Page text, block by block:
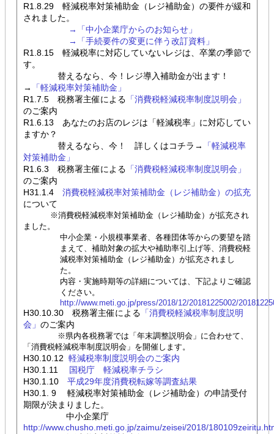
R1.8.29 軽減税率対策補助金（レジ補助金）の要件が緩和
されました。
→「中小企業庁からのお知らせ」
→「手続要件の変更に伴う改訂資料」
R1.8.15 軽減税率に対応していないレジは、卒業の季節で
す。
替えるなら、今！レジ導入補助金が出ます！
→
「軽減税率対策補助金」
R1.7.5 税務署主催による 「消費税軽減税率制度説明会」
のご案内
R1.6.13 あなたのお店のレジは「軽減税率」に対応してい
ますか？
替えるなら、今！ 詳しくはコチラ→
「軽減税率
対策補助金」
R1.6.3 税務署主催による 「消費税軽減税率制度説明会」
のご案内
H31.1.4 消費税軽減税率対策補助金（レジ補助金）の拡充
について
※消費税軽減税率対策補助金（レジ補助金）が拡充され
ました。
中小企業・小規模事業者、各種団体等からの要望を踏
まえて、補助対象の拡大や補助率引上げ等、消費税軽
減税率対策補助金（レジ補助金）が拡充されまし
た。
内容・実施時期等の詳細については、下記よりご確認
ください。
http://www.meti.go.jp/press/2018/12/20181225002/
H30.10.30 税務署主催による 「消費税軽減税率制度説明
会」 のご案内
※県内各税務署では「年末調整説明会」に合わせて、
「消費税軽減税率制度説明会」を開催します。
H30.10.12 軽減税率制度説明会のご案内
H30.1.11
国税庁 軽減税率チラシ
H30.1.10 平成29年度消費税転嫁等調査結果
H30.1. 9 軽減税率対策補助金（レジ補助金）の申請受付
期限が決まりました。
中小企業庁
http://www.chusho.meti.go.jp/zaimu/zeisei/2018/